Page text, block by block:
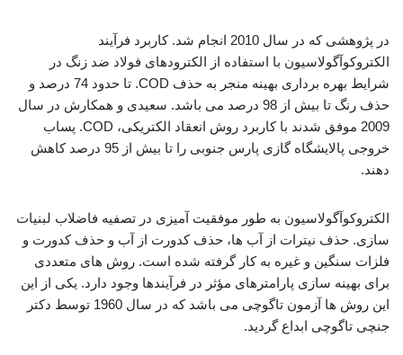
در پژوهشی که در سال 2010 انجام شد. کاربرد فرآیند
الکتروکوآگولاسیون با استفاده از الکترودهای فولاد ضد زنگ در
شرایط بهره برداری بهینه منجر به حذف COD. تا حدود 74 درصد و
حذف رنگ تا بیش از 98 درصد می باشد. سعیدی و همکارش در سال
2009 موفق شدند با کاربرد روش انعقاد الکتریکی، COD. پساب
خروجی پالایشگاه گازی پارس جنوبی را تا بیش از 95 درصد کاهش
دهند.
الکتروکوآگولاسیون به طور موفقیت آمیزی در تصفیه فاضلاب لبنیات
سازی. حذف نیترات از آب ها، حذف کدورت از آب و حذف کدورت و
فلزات سنگین و غیره به کار گرفته شده است. روش های متعددی
برای بهینه سازی پارامترهای مؤثر در فرآیندها وجود دارد. یکی از این
این روش ها آزمون تاگوچی می باشد که در سال 1960 توسط دکتر
جنچی تاگوچی ابداع گردید.